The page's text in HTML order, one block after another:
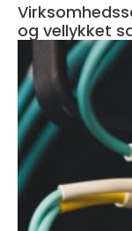
og vellykket